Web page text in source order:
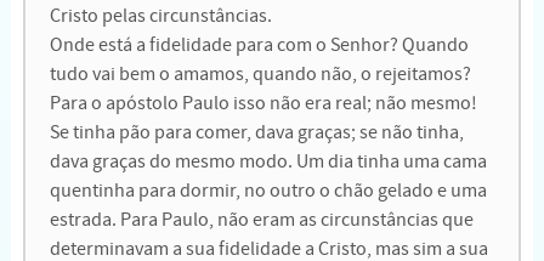
Cristo pelas circunstâncias.
Onde está a fidelidade para com o Senhor? Quando
tudo vai bem o amamos, quando não, o rejeitamos?
Para o apóstolo Paulo isso não era real; não mesmo!
Se tinha pão para comer, dava graças; se não tinha,
dava graças do mesmo modo. Um dia tinha uma cama
quentinha para dormir, no outro o chão gelado e uma
estrada. Para Paulo, não eram as circunstâncias que
determinavam a sua fidelidade a Cristo, mas sim a sua